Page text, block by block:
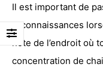
Il est important de
reconnaissances
note de l’endroit où
concentration de